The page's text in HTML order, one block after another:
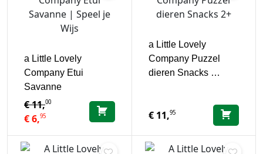
a Little Lovely
Company Etui
Savanne
€11,00
€6,95
a Little Lovely
Company Puzzel
dieren Snacks …
€11,95